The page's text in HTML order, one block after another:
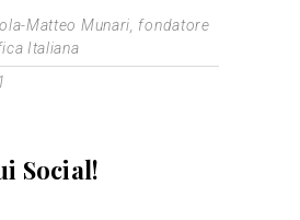
Matteo Munari, fondatore
Italiana
Social!